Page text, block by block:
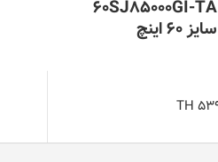
60SJ85000GI-TA
سایز 60 اینچ